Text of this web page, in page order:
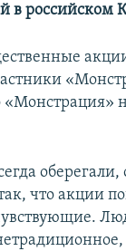
в российском
«Монстрация»
что акции